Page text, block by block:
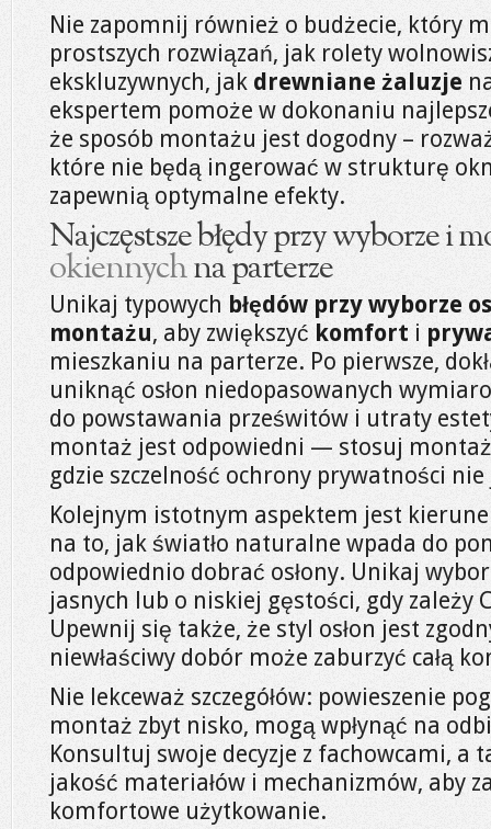
Nie zapomnij również o budżecie, który
prostszych rozwiązań, jak rolety
ekskluzywnych, jak drewniane żaluzje
ekspertem pomoże w dokonaniu
że sposób montażu jest dogodny –
które nie będą ingerować w strukturę
zapewnią optymalne efekty.
Najczęstsze błędy przy wyborze i
okiennychna parterze
Unikaj typowych błędów przy wyborze
montażu, aby zwiększyć komfort i
mieszkaniu na parterze. Po pierwsze,
uniknąć osłon niedopasowanych
do powstawania prześwitów i utraty
montaż jest odpowiedni — stosuj
gdzie szczelność ochrony prywatności
Kolejnym istotnym aspektem jest
na to, jak światło naturalne wpada do
odpowiednio dobrać osłony. Unikaj
jasnych lub o niskiej gęstości, gdy zależy
Upewnij się także, że styl osłon jest
niewłaściwy dobór może zaburzyć całą
Nie lekceważ szczegółów: powieszenie
montaż zbyt nisko, mogą wpłynąć na
Konsultuj swoje decyzje z fachowcami, a
jakość materiałów i mechanizmów, aby
komfortowe użytkowanie.